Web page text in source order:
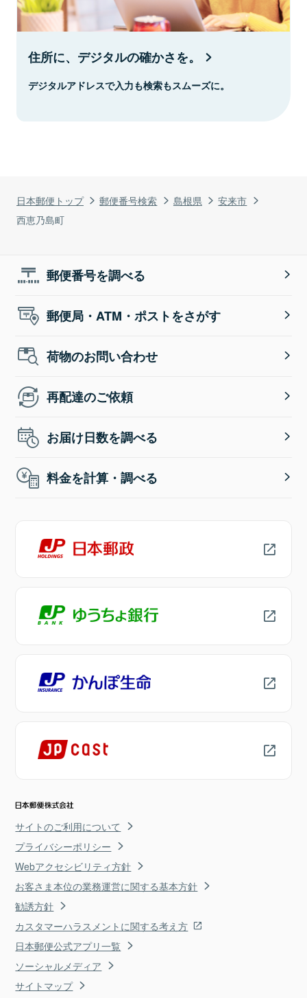
日本郵便トップ 郵便番号検索 島根県
安来市
西恵乃島町
住所に、デジタルの確かさを。
デジタルアドレスで入力も検索もスムーズに。
郵便番号を調べる
郵便局・ATM・ポストをさがす
荷物のお問い合わせ
再配達のご依頼
お届け日数を調べる
料金を計算・調べる
サイトのご利用について
プライバシーポリシー
Webアクセシビリティ方針
お客さま本位の業務運営に関する基本方針
勧誘方針
カスタマーハラスメントに関する考え方
日本郵便公式アプリ一覧
ソーシャルメディア
サイトマップ